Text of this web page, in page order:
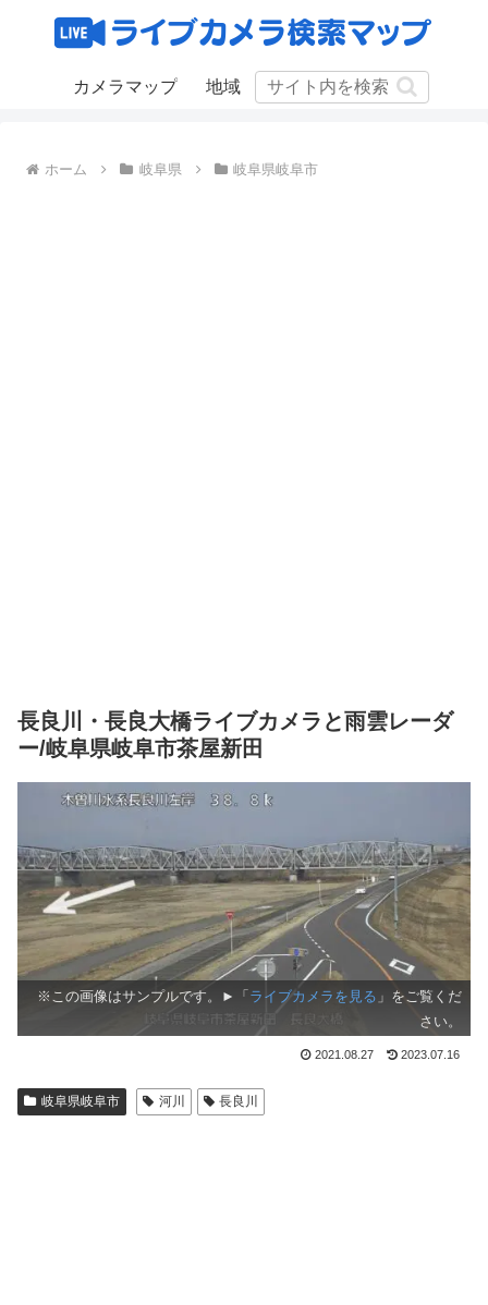
カメラマップ 地域
ホーム 岐阜県 岐阜県岐阜市
長良川・長良大橋ライブカメラと雨雲レーダ
ー/岐阜県岐阜市茶屋新田
※この画像はサンプルです。►「 ライブカメラを見る 」をご覧くだ
さい。
2021.08.27 2023.07.16
岐阜県岐阜市 河川 長良川